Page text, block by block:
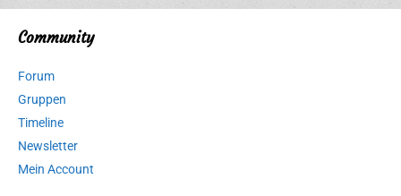
Community
Forum
Gruppen
Timeline
Newsletter
Mein Account